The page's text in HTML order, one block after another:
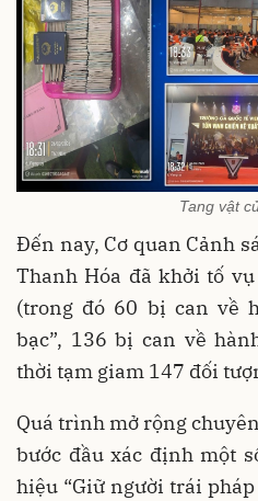
Tang vật
Đến nay, Cơ quan Cảnh
Thanh Hóa đã khởi tố
(trong đó 60 bị can về
bạc”, 136 bị can về
thời tạm giam 147 đối
Quá trình mở rộng
bước đầu xác định một
hiệu “Giữ người trái pháp